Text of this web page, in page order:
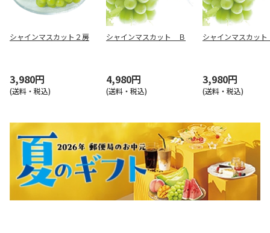
シャインマスカット２房
3,980円
(送料・税込)
シャインマスカット Ｂ
4,980円
(送料・税込)
シャインマスカッ
3,980円
(送料・税込)